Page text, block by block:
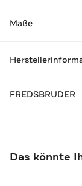
Maße
FREDSBRUDER
Das könnte